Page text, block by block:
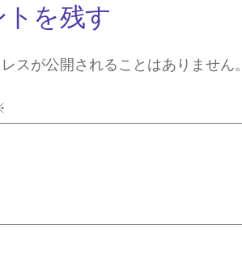
を残す
スが公開されることはありません。